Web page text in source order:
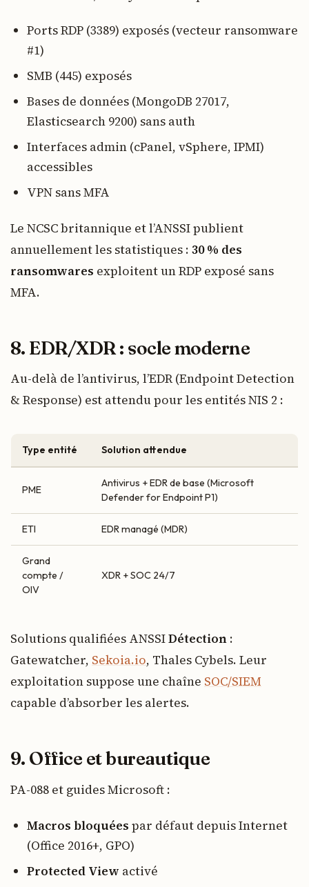
Ports RDP (3389) exposés (vecteur ransomware
#1)
SMB (445) exposés
Bases de données (MongoDB 27017,
Elasticsearch 9200) sans auth
Interfaces admin (cPanel, vSphere, IPMI)
accessibles
VPN sans MFA
Le NCSC britannique et l’ANSSI publient
annuellement les statistiques : 30 % des
ransomwares exploitent un RDP exposé sans
MFA.
8. EDR/XDR : socle moderne
Au-delà de l’antivirus, l’EDR (Endpoint Detection
& Response) est attendu pour les entités NIS 2 :
Type entité Solution attendue
PME
Antivirus + EDR de base (Microsoft
Defender for Endpoint P1)
ETI EDR managé (MDR)
Grand
compte /
OIV
XDR + SOC 24/7
Solutions qualifiées ANSSIDétection :
Gatewatcher, Sekoia.io, Thales Cybels. Leur
exploitation suppose une chaîne SOC/SIEM
capable d’absorber les alertes.
9. Office et bureautique
PA-088 et guides Microsoft :
Macros bloquées par défaut depuis Internet
(Office 2016+, GPO)
Protected View activé